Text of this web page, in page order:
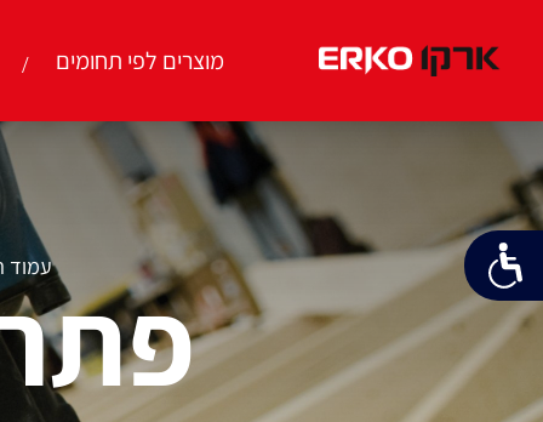
מוצרים לפי תחומים
עמוד